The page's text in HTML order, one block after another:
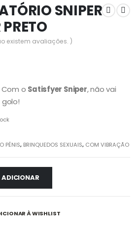
SNIPER
existem avaliações. )
o Satisfyer Sniper, não vai
PÉNIS, BRINQUEDOS SEXUAIS, COM VIBRAÇÃO
ADICIONAR
À WISHLIST